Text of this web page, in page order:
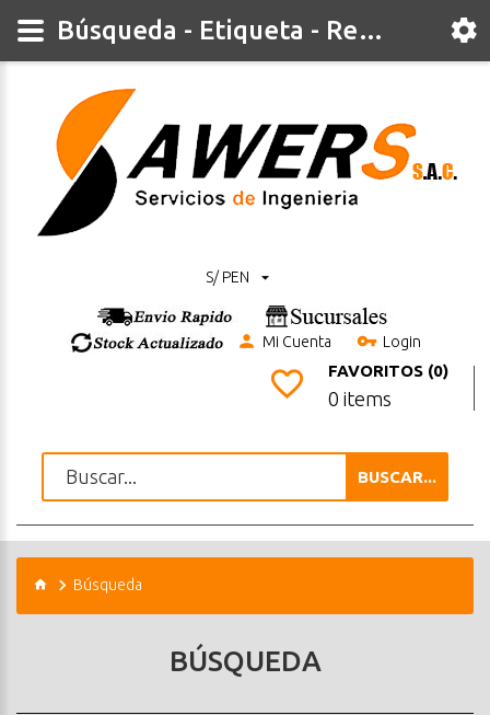
S/ PEN
Mi Cuenta Login
FAVORITOS (0)
0 items
BUSCAR...
Búsqueda
BÚSQUEDA
Búsqueda - Etiqueta - Register